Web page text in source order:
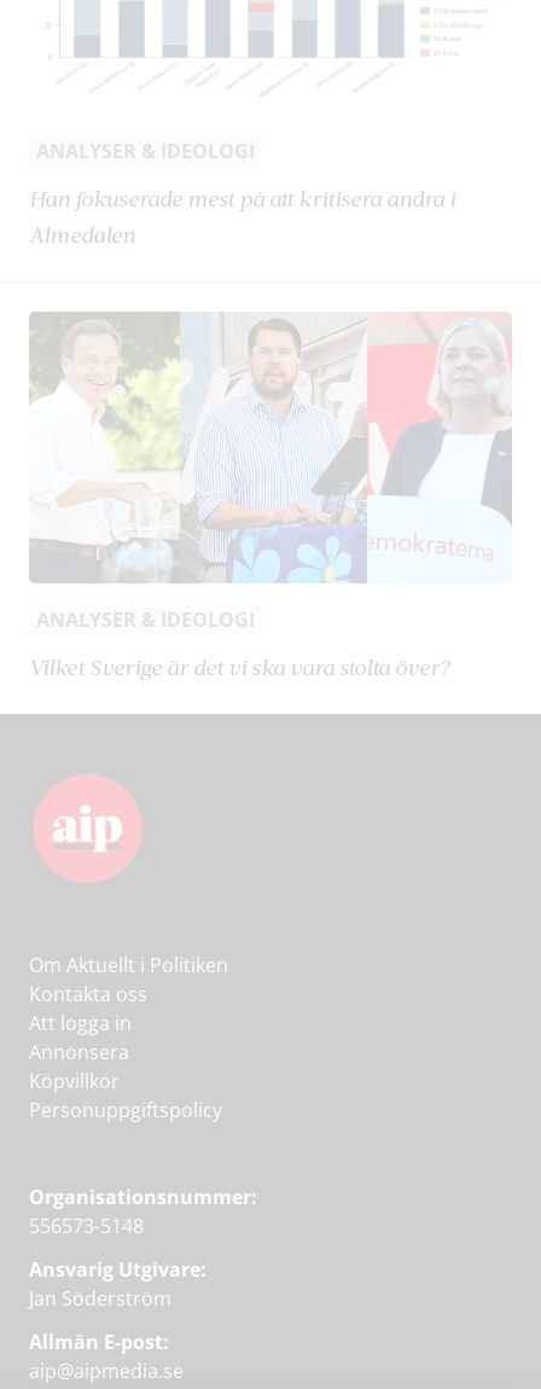
ANALYSER & IDEOLOGI
Han fokuserade mest på att kritisera andra i
Almedalen
ANALYSER & IDEOLOGI
Vilket Sverige är det vi ska vara stolta över?
Om Aktuellt i Politiken
Kontakta oss
Att logga in
Annonsera
Köpvillkor
Personuppgiftspolicy
Organisationsnummer:
556573-5148
Ansvarig Utgivare:
Jan Söderström
Allmän E-post:
aip@aipmedia.se